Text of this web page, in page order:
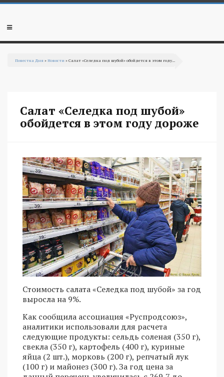
Перейти к основному содержанию
Мобильное
Повестка Дня »Новости » Салат «Селедка под шубой» обойдется в этом году...
Салат «Селедка под шубой»
обойдется в этом году дороже
Стоимость салата «Селедка под шубой» за год
выросла на 9%.
Как сообщила ассоциация «Руспродсоюз»,
аналитики использовали для расчета
следующие продукты: сельдь соленая (350 г),
свекла (350 г), картофель (400 г), куриные
яйца (2 шт.), морковь (200 г), репчатый лук
(100 г) и майонез (300 г). За год цена за